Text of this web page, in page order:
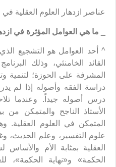
عناصر ازدهار العلوم العقلية في
ما هي العوامل المؤثرة في
^ أحد العوامل هو التشجيع الذي
القائد الخامنئي، وذلك
المشرفة على الحوزة؛ لتنمية
دراسة الفقه وأصوله إذا لم
درس أصوله جيداً. وعندما
الأستاذ الناجح والمتمكن من
المتمكن في العلوم العقلية.
علوم التفسير، وعلم الحديث،
العقلية بمثابة الأم والأساس
الحكمة» و«نهاية الحكمة»،